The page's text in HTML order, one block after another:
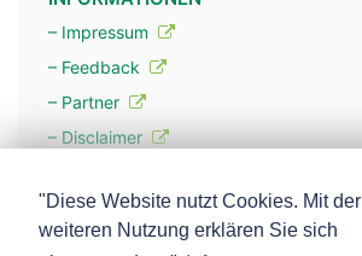
– Impressum
– Feedback
– Partner
– Disclaimer
– Werbung
"Diese Website nutzt Cookies. Mit der
weiteren Nutzung erklären Sie sich